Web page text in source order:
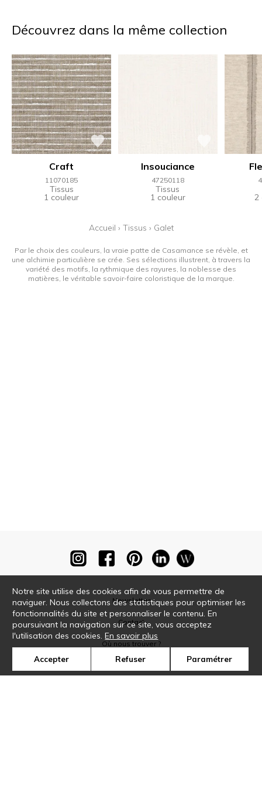
Découvrez dans la même collection
Craft
11070185
Tissus
1 couleur
Insouciance
47250118
Tissus
1 couleur 2
Accueil › Tissus › Galet
Par le choix des couleurs, la vraie patte de Casamance se révèle, et
une alchimie particulière se crée. Ses sélections illustrent, à travers la
variété des motifs, la rythmique des rayures, la noblesse des
matières, le véritable savoir-faire coloristique de la marque.
Newsletter
Contact
Où nous trouver ?
Notre site utilise des cookies afin de vous permettre de
naviguer. Nous collectons des statistiques pour optimiser les
fonctionnalités du site et personnaliser le contenu. En
poursuivant la navigation sur ce site, vous acceptez
l'utilisation des cookies.En savoir plus
Accepter Refuser Paramétrer